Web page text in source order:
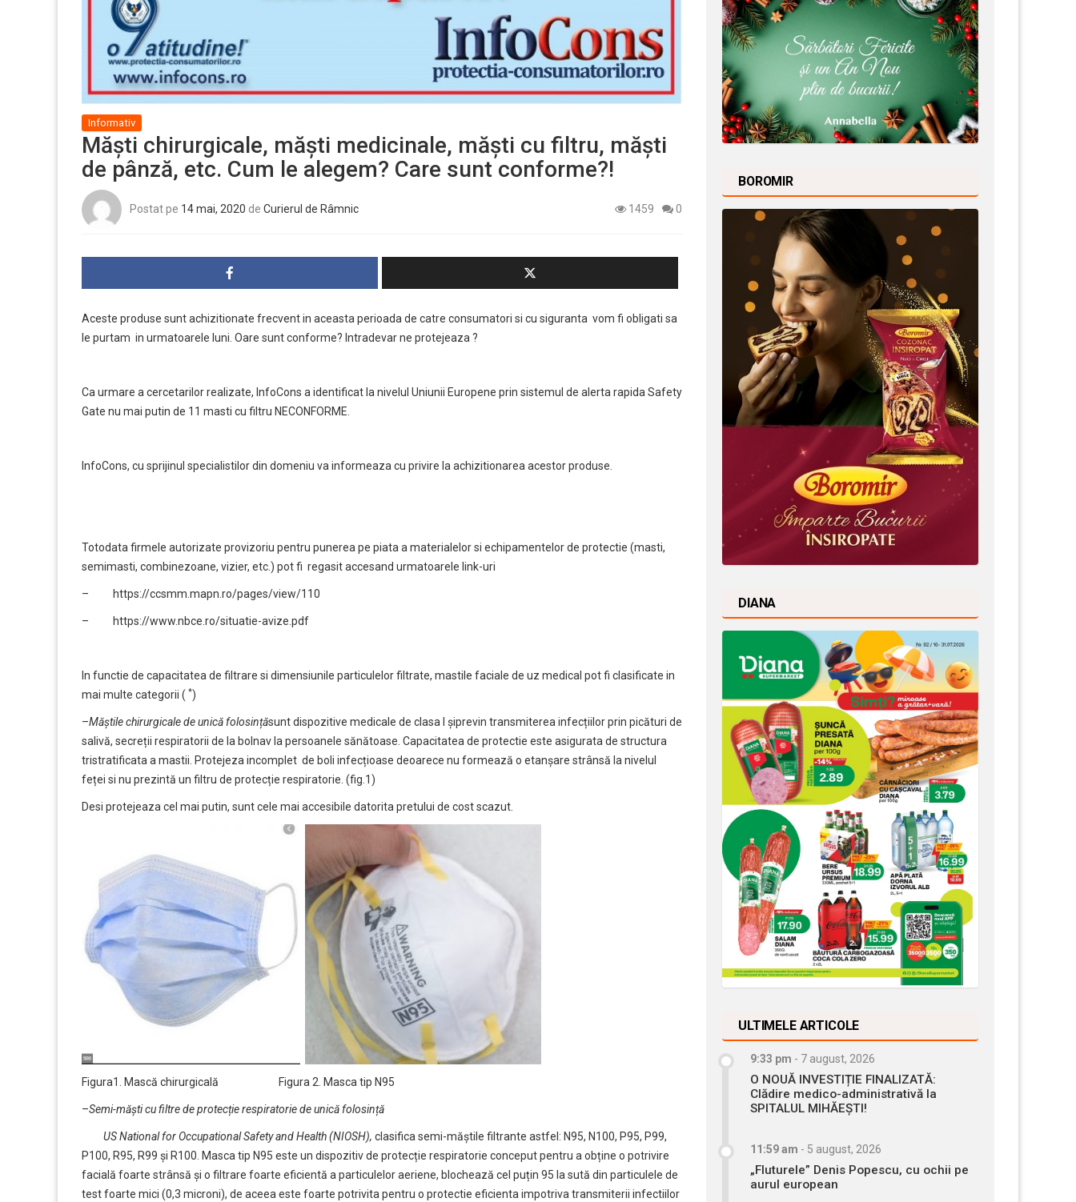
Informativ
Măști chirurgicale, măști medicinale, măști cu filtru, măști
de pânză, etc. Cum le alegem? Care sunt conforme?!
Postat pe 14 mai, 2020 de Curierul de Râmnic 1459 0
Aceste produse sunt achizitionate frecvent in aceasta perioada de catre consumatori si cu siguranta vom fi obligati sa
le purtam in urmatoarele luni. Oare sunt conforme? Intradevar ne protejeaza ?
Ca urmare a cercetarilor realizate, InfoCons a identificat la nivelul Uniunii Europene prin sistemul de alerta rapida Safety
Gate nu mai putin de 11 masti cu filtru NECONFORME.
InfoCons, cu sprijinul specialistilor din domeniu va informeaza cu privire la achizitionarea acestor produse.
Totodata firmele autorizate provizoriu pentru punerea pe piata a materialelor si echipamentelor de protectie (masti,
semimasti, combinezoane, vizier, etc.) pot fi regasit accesand urmatoarele link-uri
– https://ccsmm.mapn.ro/pages/view/110
– https://www.nbce.ro/situatie-avize.pdf
In functie de capacitatea de filtrare si dimensiunile particulelor filtrate, mastile faciale de uz medical pot fi clasificate in
mai multe categorii ( *)
–Măștile chirurgicale de unică folosințăsunt dispozitive medicale de clasa I șiprevin transmiterea infecțiilor prin picături de
salivă, secreții respiratorii de la bolnav la persoanele sănătoase. Capacitatea de protectie este asigurata de structura
tristratificata a mastii. Protejeza incomplet de boli infecțioase deoarece nu formează o etanșare strânsă la nivelul
feței si nu prezintă un filtru de protecție respiratorie. (fig.1)
Desi protejeaza cel mai putin, sunt cele mai accesibile datorita pretului de cost scazut.
Figura1. Mască chirurgicală Figura 2. Masca tip N95
–Semi-măști cu filtre de protecție respiratorie de unică folosință
US National for Occupational Safety and Health (NIOSH), clasifica semi-măștile filtrante astfel: N95, N100, P95, P99,
P100, R95, R99 și R100. Masca tip N95 este un dispozitiv de protecție respiratorie conceput pentru a obține o potrivire
facială foarte strânsă și o filtrare foarte eficientă a particulelor aeriene, blochează cel puțin 95 la sută din particulele de
test foarte mici (0,3 microni), de aceea este foarte potrivita pentru o protectie eficienta impotriva transmiterii infectiilor
BOROMIR
DIANA
ULTIMELE ARTICOLE
9:33 pm - 7 august, 2026
O NOUĂ INVESTIȚIE FINALIZATĂ:
Clădire medico-administrativă la
SPITALUL MIHĂEȘTI!
11:59 am - 5 august, 2026
„Fluturele” Denis Popescu, cu ochii pe
aurul european